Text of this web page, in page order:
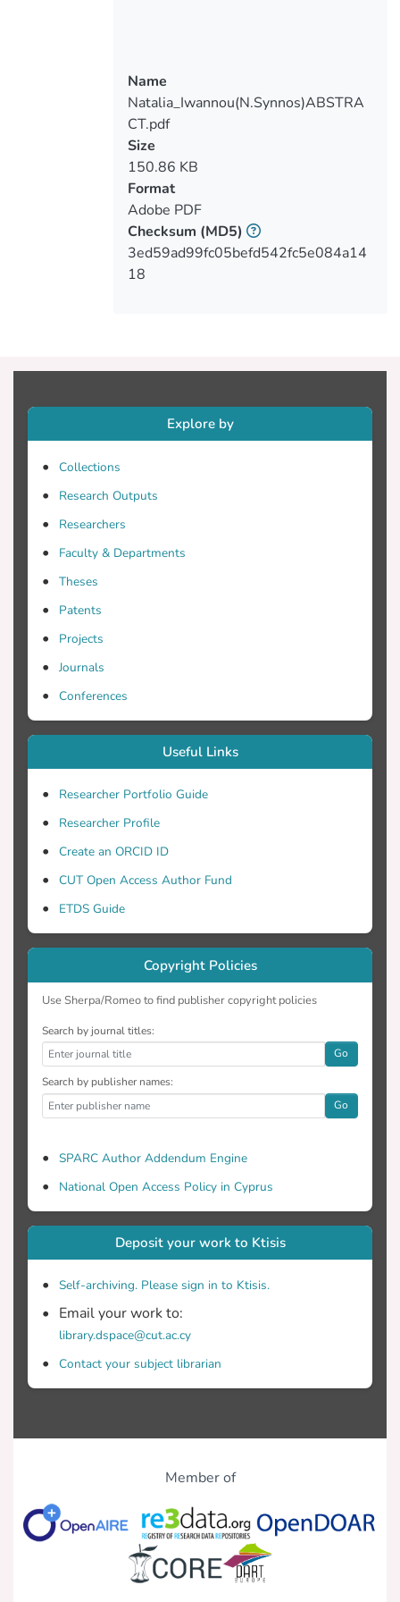
Disney επειδή αποτελούν από τις πλέον
πιο αναγνωρίσιμες εταιρείες
παραγωγής ταινιών, με κέρδη ύψους 53
δις δολαρίων ετησίως κατέχοντας,
πρώτον, θέση στη λίστα με τις πιο
επικερδής επιχειρήσεις παγκοσμίως,
και δεύτερον, μερικά από τα πιο
πετυχημένα στούντιο
κινηματογράφησης και κινουμένων
σχεδίων σε ολόκληρο τον κόσμο. Η
τους στις ταινίες κινουμένων σχεδίων
έρευνα για διασταύρωση των φημών και
των απόψεων των ειδικών τους
των συντελεστών των ταινιών
ξεκαθαρίζεται κατά πόσο αληθεύουν ή
όχι οι φήμες περί μηνυμάτων
Name
Natalia_Iwannou(N.Synnos)ABSTRA
CT.pdf
Size
150.86 KB
Format
Adobe PDF
Checksum (MD5)
3ed59ad99fc05befd542fc5e084a14
18
Explore by
Collections
Research Outputs
Researchers
Faculty & Departments
Theses
Patents
Projects
Journals
Conferences
Useful Links
Researcher Portfolio Guide
Researcher Profile
Create an ORCID ID
CUT Open Access Author Fund
ETDS Guide
Copyright Policies
Use Sherpa/Romeo to find publisher copyright policies
Search by journal titles:
Go
Search by publisher names:
Go
SPARC Author Addendum Engine
National Open Access Policy in Cyprus
Deposit your work to Ktisis
Self-archiving. Please sign in to Ktisis.
Email your work to:
library.dspace@cut.ac.cy
Contact your subject librarian
Member of